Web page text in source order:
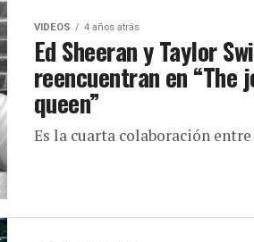
VIDEOS 4 años atrás
Ed Sheeran y Taylor
reencuentran en “The
queen”
Es la cuarta colaboración